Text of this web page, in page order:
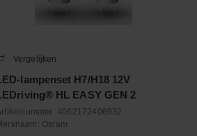
Vergelijken
lampenset H7/H18 12V
HL EASY GEN 2
4062172406932
Osram